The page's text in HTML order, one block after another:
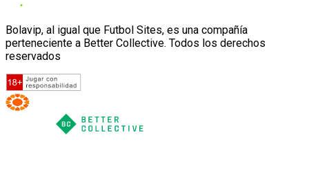
Bolavip, al igual que Futbol Sites, es una compañía
perteneciente a Better Collective. Todos los derechos
reservados